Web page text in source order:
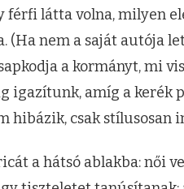
férfi látta volna, milyen
(Ha nem a saját autója
a kormányt, mi
igazítunk, amíg a kerék
hibázik, csak stílusosan
a hátsó ablakba: női